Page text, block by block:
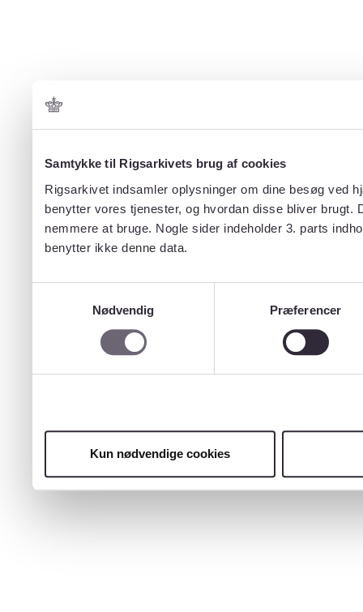
Samtykke til Rigsarkivets brug af cookies
Rigsarkivet indsamler oplysninger om dine besøg ved
benytter vores tjenester, og hvordan disse bliver
nemmere at bruge. Nogle sider indeholder 3. parts
benytter ikke denne data.
Nødvendig
Præferencer
Kun nødvendige cookies